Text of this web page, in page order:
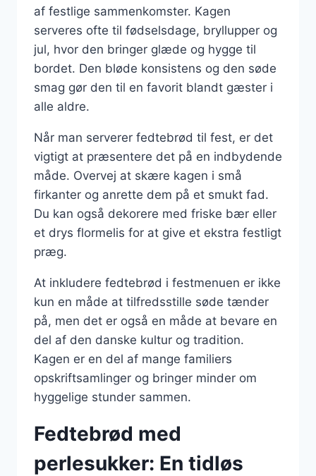
af festlige sammenkomster. Kagen
serveres ofte til fødselsdage, bryllupper og
jul, hvor den bringer glæde og hygge til
bordet. Den bløde konsistens og den søde
smag gør den til en favorit blandt gæster i
alle aldre.
Når man serverer fedtebrød til fest, er det
vigtigt at præsentere det på en indbydende
måde. Overvej at skære kagen i små
firkanter og anrette dem på et smukt fad.
Du kan også dekorere med friske bær eller
et drys flormelis for at give et ekstra festligt
præg.
At inkludere fedtebrød i festmenuen er ikke
kun en måde at tilfredsstille søde tænder
på, men det er også en måde at bevare en
del af den danske kultur og tradition.
Kagen er en del af mange familiers
opskriftsamlinger og bringer minder om
hyggelige stunder sammen.
Fedtebrød med
perlesukker: En tidløs